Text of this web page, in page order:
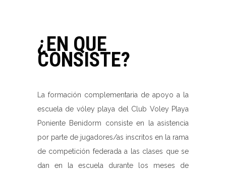
¿EN QUE
CONSISTE?
La formación complementaria de apoyo a la
escuela de vóley playa del Club Voley Playa
Poniente Benidorm consiste en la asistencia
por parte de jugadores/as inscritos en la rama
de competición federada a las clases que se
dan en la escuela durante los meses de